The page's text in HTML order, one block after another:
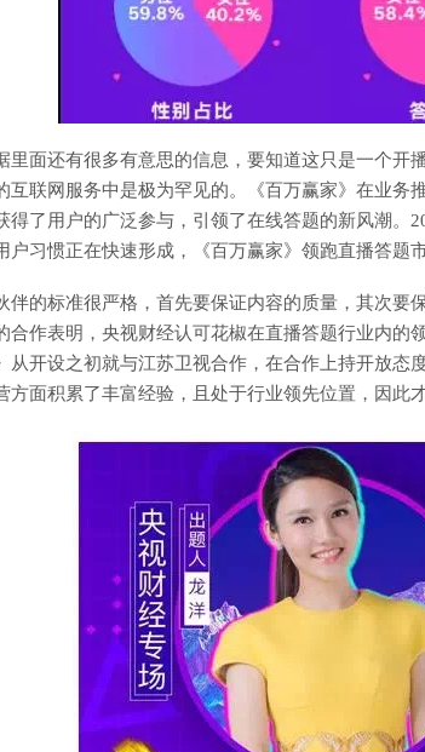
里面还有很多有意思的信息，要知道这只是一个开
互联网服务中是极为罕见的。《百万赢家》在业务
得了用户的广泛参与，引领了在线答题的新风潮。
户习惯正在快速形成，《百万赢家》领跑直播答题
伴的标准很严格，首先要保证内容的质量，其次要
合作表明，央视财经认可花椒在直播答题行业内的
从开设之初就与江苏卫视合作，在合作上持开放态
方面积累了丰富经验，且处于行业领先位置，因此